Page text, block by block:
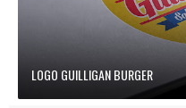
LOGO GUILLIGAN BURGER